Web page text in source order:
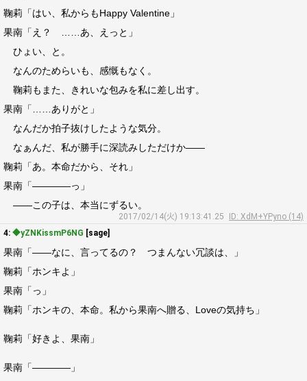
鞠莉「はい、私からもHappy Valentine」
果南「え？ ……あ、えっと」
ひょい、と。
なんのためらいも、感慨もなく。
鞠莉もまた、きれいな包みを私に差し出す。
果南「……ありがと」
なんだか拍子抜けしたような気分。
なぁんだ、私が勝手に深読みしただけか――
鞠莉「あ。本命だから、それ」
果南「――――っ」
――この子は、本当にずるい。
2017/02/14(火) 19:13:41.25
ID: XdM+YPyno (14)
4: ◆yZNKissmP6NG [sage]
果南「――なに、言ってるの？ つまんない冗談は、」
鞠莉「ホンキよ」
果南「っ」
鞠莉「ホンキの、本命。私から果南へ贈る、Loveの気持ち」
鞠莉「好きよ、果南」
果南「――――」